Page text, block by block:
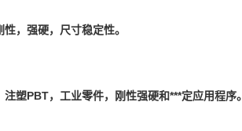
，强硬，尺寸稳定性。
塑PBT，工业零件，刚性强硬和***定应用程序。